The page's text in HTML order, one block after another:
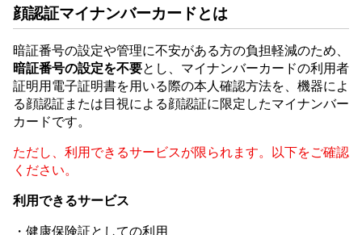
顔認証マイナンバーカードとは
暗証番号の設定や管理に不安がある方の負担軽減のため、
暗証番号の設定を不要とし、マイナンバーカードの利用者
証明用電子証明書を用いる際の本人確認方法を、機器によ
る顔認証または目視による顔認証に限定したマイナンバー
カードです。
ただし、利用できるサービスが限られます。以下をご確認
ください。
利用できるサービス
・健康保険証としての利用